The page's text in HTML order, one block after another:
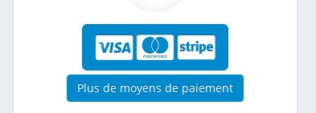
Plus de moyens de paiement